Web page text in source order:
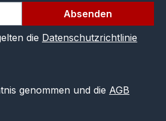
Absenden
die Datenschutzrichtlinie
genommen und die AGB